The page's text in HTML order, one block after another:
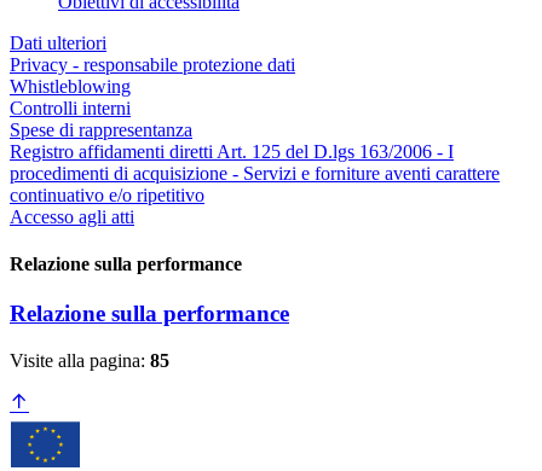
Dati ulteriori
Privacy - responsabile protezione dati
Whistleblowing
Controlli interni
Spese di rappresentanza
Registro affidamenti diretti Art. 125 del D.lgs 163/2006 - I
procedimenti di acquisizione - Servizi e forniture aventi carattere
continuativo e/o ripetitivo
Accesso agli atti
Relazione sulla performance
Relazione sulla performance
Visite alla pagina: 85